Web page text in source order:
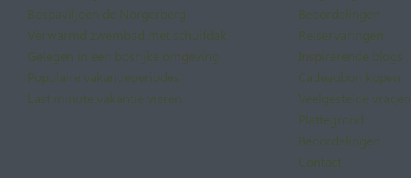
Bospaviljoen de Norgerberg
Verwarmd zwembad met schuifdak
Gelegen in een bosrijke omgeving
Populaire vakantieperiodes
Last minute vakantie vieren
Beoordelingen
Reiservaringen
Inspirerende blogs
Cadeaubon kopen
Veelgestelde vragen
Plattegrond
Beoordelingen
Contact